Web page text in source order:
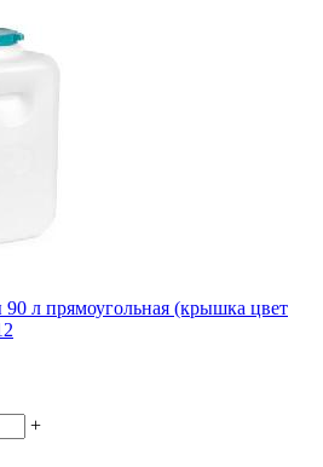
л прямоугольная (крышка цвет
+